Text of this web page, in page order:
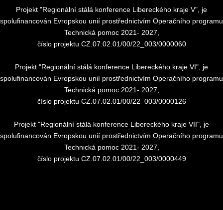
Projekt "Regionální stálá konference Libereckého kraje V", je
spolufinancován Evropskou unií prostřednictvím Operačního programu
Technická pomoc 2021- 2027,
číslo projektu CZ.07.02.01/00/22_003/0000060
Projekt "Regionální stálá konference Libereckého kraje VI", je
spolufinancován Evropskou unií prostřednictvím Operačního programu
Technická pomoc 2021- 2027,
číslo projektu CZ.07.02.01/00/22_003/0000126
Projekt "Regionální stálá konference Libereckého kraje VII", je
spolufinancován Evropskou unií prostřednictvím Operačního programu
Technická pomoc 2021- 2027,
číslo projektu CZ.07.02.01/00/22_003/0000449